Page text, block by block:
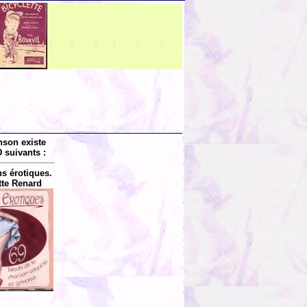
existe
suivants :
érotiques.
Renard